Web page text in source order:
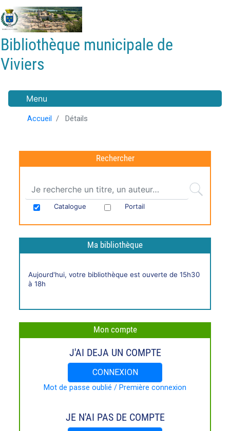
principal
Bibliothèque municipale de
Viviers
Menu
Accueil Détails
Rechercher
Catalogue Portail
Ma bibliothèque
liveAujourd'hui, votre bibliothèque est ouverte de 15h30
à 18h
Mon compte
J'AI DEJA UN COMPTE
CONNEXION
Mot de passe oublié / Première connexion
JE N'AI PAS DE COMPTE